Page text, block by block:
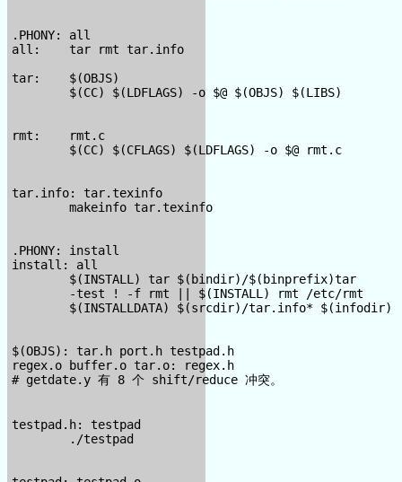
.PHONY: all
all:    tar rmt tar.info
tar:    $(OBJS)
        $(CC) $(LDFLAGS) -o $@ $(OBJS) $(LIBS)
rmt:    rmt.c
        $(CC) $(CFLAGS) $(LDFLAGS) -o $@ rmt.c
tar.info: tar.texinfo
        makeinfo tar.texinfo
.PHONY: install
install: all
        $(INSTALL) tar $(bindir)/$(binprefix)tar
        -test ! -f rmt || $(INSTALL) rmt /etc/rmt
        $(INSTALLDATA) $(srcdir)/tar.info* $(infodir)
$(OBJS): tar.h port.h testpad.h
regex.o buffer.o tar.o: regex.h
# getdate.y 有 8 个 shift/reduce 冲突。
testpad.h: testpad
        ./testpad